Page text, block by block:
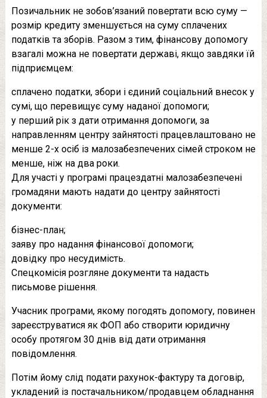
Позичальник не зобов’язаний повертати всю суму —
розмір кредиту зменшується на суму сплачених
податків та зборів. Разом з тим, фінансову допомогу
взагалі можна не повертати державі, якщо завдяки їй
підприємцем:
сплачено податки, збори і єдиний соціальний внесок у
сумі, що перевищує суму наданої допомоги;
у перший рік з дати отримання допомоги, за
направленням центру зайнятості працевлаштовано не
менше 2-х осіб із малозабезпечених сімей строком не
менше, ніж на два роки.
Для участі у програмі працездатні малозабезпечені
громадяни мають надати до центру зайнятості
документи:
бізнес-план;
заяву про надання фінансової допомоги;
довідку про несудимість.
Спецкомісія розгляне документи та надасть
письмове рішення.
Учасник програми, якому погодять допомогу, повинен
зареєструватися як ФОП або створити юридичну
особу протягом 30 днів від дати отримання
повідомлення.
Потім йому слід подати рахунок-фактуру та договір,
укладений із постачальником/продавцем обладнання